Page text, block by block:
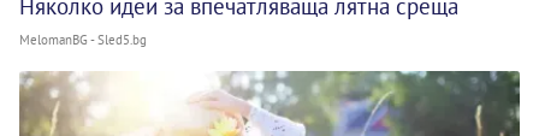
Няколко идеи за впечатляваща лятна среща
MelomanBG - Sled5.bg